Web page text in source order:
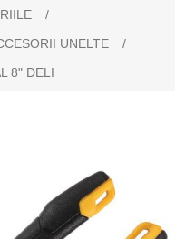
/
UNELTE
/
8" DELI